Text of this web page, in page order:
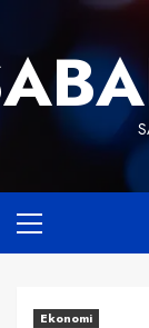
content
Menu
Ekonomi